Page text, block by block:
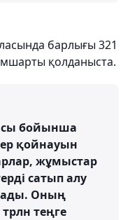
барлығы 321
қолданыста.
бойынша
қойнауын
жұмыстар
сатып алу
Оның
трлн теңге